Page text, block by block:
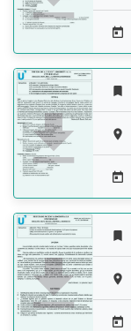








